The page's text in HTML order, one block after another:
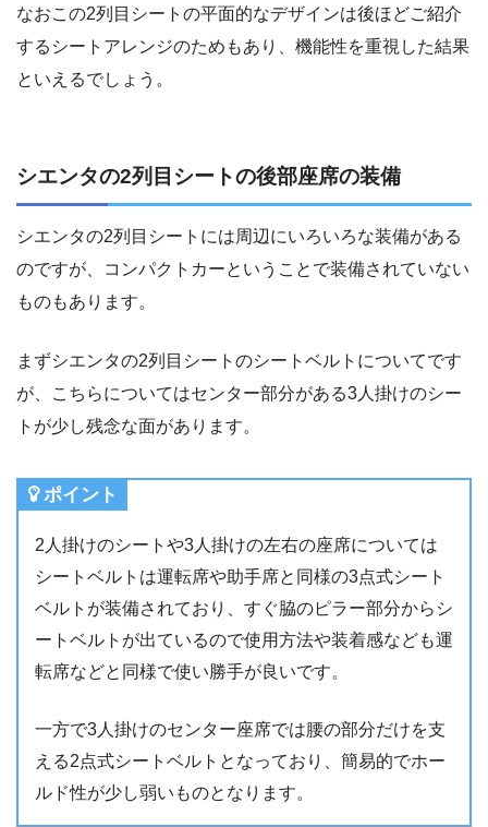
なおこの2列目シートの平面的なデザインは後ほどご紹介
するシートアレンジのためもあり、機能性を重視した結果
といえるでしょう。
シエンタの2列目シートの後部座席の装備
シエンタの2列目シートには周辺にいろいろな装備がある
のですが、コンパクトカーということで装備されていない
ものもあります。
まずシエンタの2列目シートのシートベルトについてです
が、こちらについてはセンター部分がある3人掛けのシー
トが少し残念な面があります。
ポイント
2人掛けのシートや3人掛けの左右の座席については
シートベルトは運転席や助手席と同様の3点式シート
ベルトが装備されており、すぐ脇のピラー部分からシ
ートベルトが出ているので使用方法や装着感なども運
転席などと同様で使い勝手が良いです。
一方で3人掛けのセンター座席では腰の部分だけを支
える2点式シートベルトとなっており、簡易的でホー
ルド性が少し弱いものとなります。